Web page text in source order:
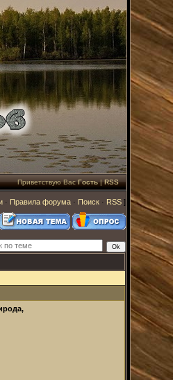
Приветствую Вас Гость|RSS
· Правила форума · Поиск · RSS ]